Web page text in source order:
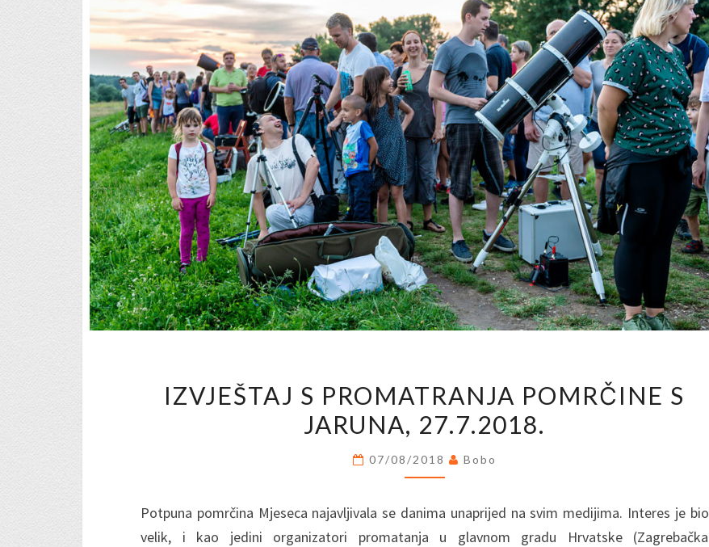
PROMATRANJA
S
27.7.2018.
IZVJEŠTAJ S PROMATRANJA POMRČINE S
JARUNA, 27.7.2018.
07/08/2018 Bobo
Potpuna pomrčina Mjeseca najavljivala se danima unaprijed na svim medijima. Interes je bio
velik, i kao jedini organizatori promatanja u glavnom gradu Hrvatske (Zagrebačka